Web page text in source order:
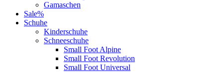
Gamaschen
Sale%
Schuhe
Kinderschuhe
Schneeschuhe
Small Foot Alpine
Small Foot Revolution
Small Foot Universal